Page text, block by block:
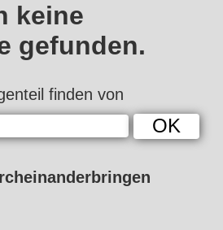
keine
gefunden.
finden von